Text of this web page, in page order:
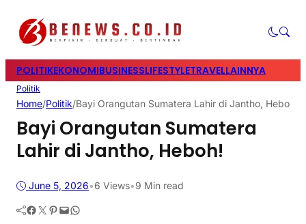
POLITIKEKONOMIBUSINESSLIFESTYLETRAVELLAINNYA
Politik
Home/Politik/Bayi Orangutan Sumatera Lahir di Jantho, Heboh!
Bayi Orangutan Sumatera
Lahir di Jantho, Heboh!
June 5, 2026•6 Views•9 Min read
Facebook Twitter Pinterest Mail WhatsApp